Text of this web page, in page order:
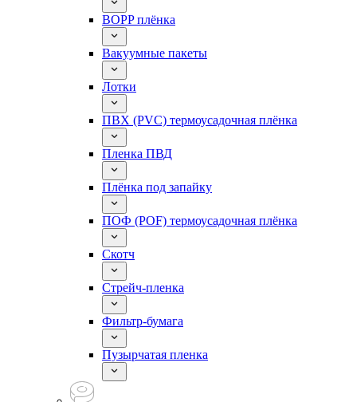
BOPP плёнка
Вакуумные пакеты
Лотки
ПВХ (PVC) термоусадочная плёнка
Пленка ПВД
Плёнка под запайку
ПОФ (POF) термоусадочная плёнка
Скотч
Стрейч-пленка
Фильтр-бумага
Пузырчатая пленка